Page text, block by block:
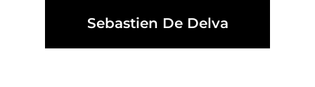
Sebastien De Delva